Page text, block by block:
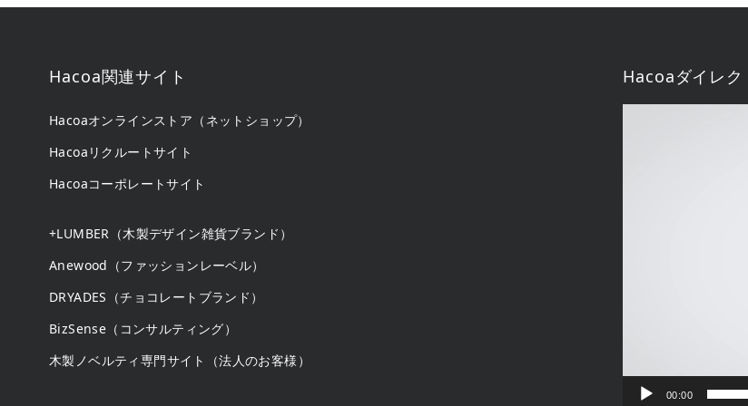
Hacoa関連サイト
Hacoaオンラインストア（ネットショップ）
Hacoaリクルートサイト
Hacoaコーポレートサイト
+LUMBER（木製デザイン雑貨ブランド）
Anewood（ファッションレーベル）
DRYADES（チョコレートブランド）
BizSense（コンサルティング）
木製ノベルティ専門サイト（法人のお客様）
Hacoaダイレク
00:00